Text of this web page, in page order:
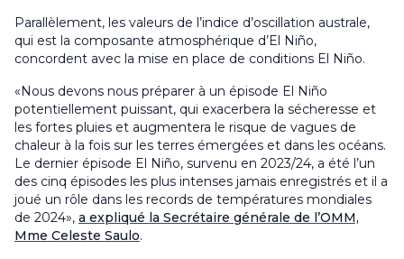
Parallèlement, les valeurs de l’indice d’oscillation australe,
qui est la composante atmosphérique d’El Niño,
concordent avec la mise en place de conditions El Niño.
«Nous devons nous préparer à un épisode El Niño
potentiellement puissant, qui exacerbera la sécheresse et
les fortes pluies et augmentera le risque de vagues de
chaleur à la fois sur les terres émergées et dans les océans.
Le dernier épisode El Niño, survenu en 2023/24, a été l’un
des cinq épisodes les plus intenses jamais enregistrés et il a
joué un rôle dans les records de températures mondiales
de 2024», a expliqué la Secrétaire générale de l’OMM,
Mme Celeste Saulo.